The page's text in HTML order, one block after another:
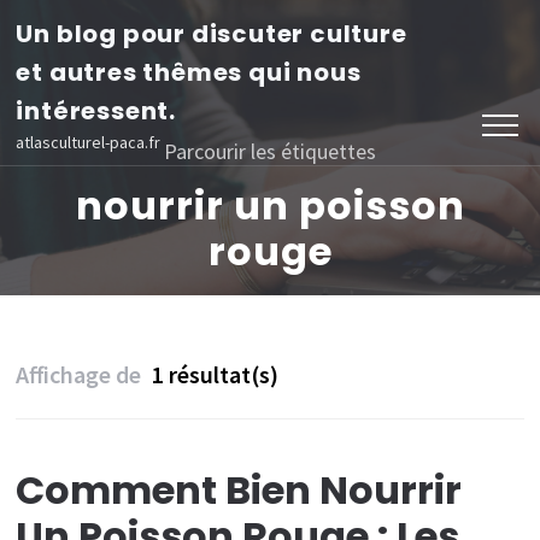
Aller
contenu
(Pressez
Entrée)
Un blog pour discuter culture
et autres thêmes qui nous
intéressent.
atlasculturel-paca.fr Parcourir les étiquettes
nourrir un poisson
rouge
Affichage de 1 résultat(s)
Comment Bien Nourrir